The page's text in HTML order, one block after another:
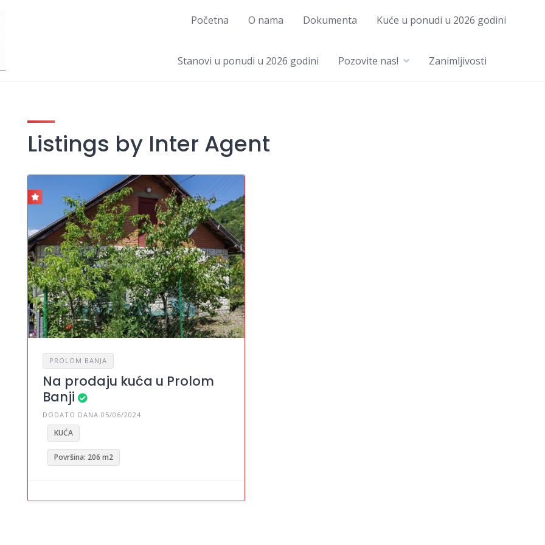
Početna O nama Dokumenta Kuće u ponudi u 2026 godini
Stanovi u ponudi u 2026 godini Pozovite nas! Zanimljivosti
Listings by Inter Agent
PROLOM BANJA
Na prodaju kuća u Prolom
Banji
DODATO DANA 05/06/2024
KUĆA
Površina: 206 m2